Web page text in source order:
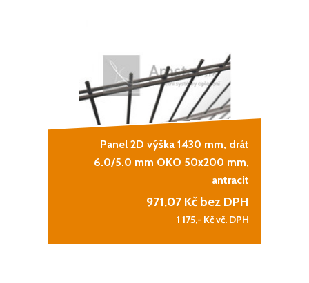
Panel 2D výška 1430 mm, drát
6.0/5.0 mm OKO 50x200 mm,
antracit
971,07 Kč bez DPH
1 175,- Kč vč. DPH